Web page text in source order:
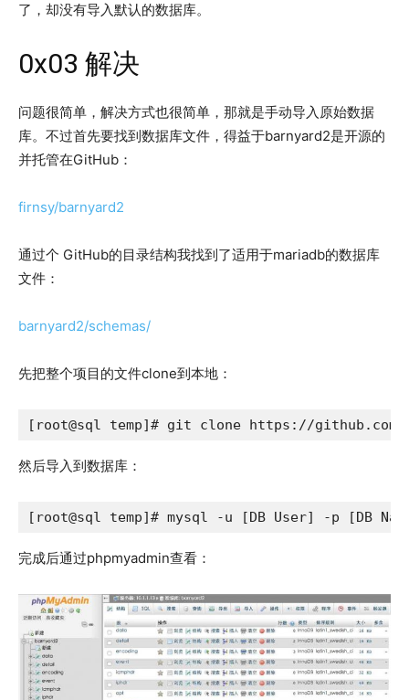
了，却没有导入默认的数据库。
0x03 解决
问题很简单，解决方式也很简单，那就是手动导入原始数据
库。不过首先要找到数据库文件，得益于barnyard2是开源的
并托管在GitHub：
firnsy/barnyard2
通过个 GitHub的目录结构我找到了适用于mariadb的数据库
文件：
barnyard2/schemas/
先把整个项目的文件clone到本地：
[root@sql temp]# git clone https://
然后导入到数据库：
[root@sql temp]# mysql -u [DB User] -p [DB
完成后通过phpmyadmin查看：